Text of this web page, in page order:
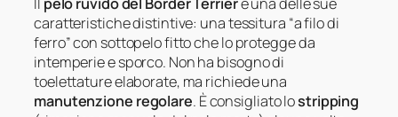
caratteristiche distintive: una tessitura “a filo di
ferro” con sottopelo fitto che lo protegge da
intemperie e sporco. Non ha bisogno di
toelettature elaborate, ma richiede una
manutenzione regolare. È consigliato lostripping